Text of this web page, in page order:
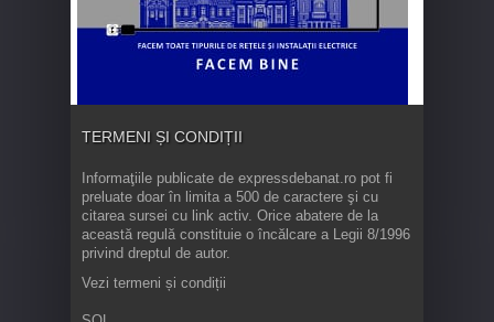
TERMENI ȘI CONDIȚII
Informaţiile publicate de expressdebanat.ro pot fi
preluate doar în limita a 500 de caractere şi cu
citarea sursei cu link activ. Orice abatere de la
această regulă constituie o încălcare a Legii 8/1996
privind dreptul de autor.
Vezi termeni și condiții